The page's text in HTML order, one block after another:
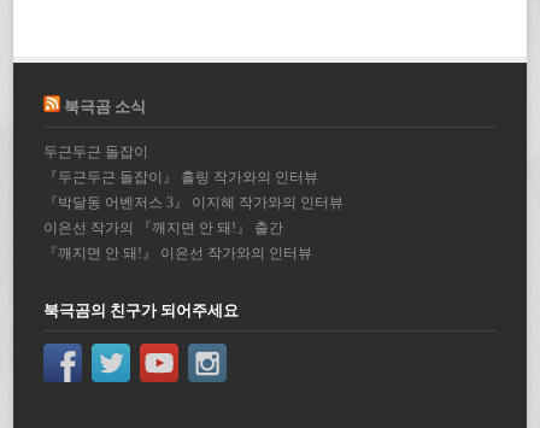
북극곰 소식
두근두근 돌잡이
『두근두근 돌잡이』 홀링 작가와의 인터뷰
『박달동 어벤저스 3』 이지혜 작가와의 인터뷰
이은선 작가의 『깨지면 안 돼!』 출간
『깨지면 안 돼!』 이은선 작가와의 인터뷰
북극곰의 친구가 되어주세요